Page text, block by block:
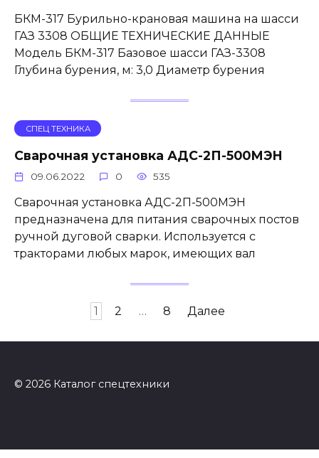
БКМ-317 Бурильно-крановая машина на шасси
ГАЗ 3308 ОБЩИЕ ТЕХНИЧЕСКИЕ ДАННЫЕ
Модель БКМ-317 Базовое шасси ГАЗ-3308
Глубина бурения, м: 3,0 Диаметр бурения
СПЕЦ ТЕХНИКА
Сварочная установка АДС-2П-500МЭН
09.06.2022 0 535
Сварочная установка АДС-2П-500МЭН
предназначена для питания сварочных постов
ручной дуговой сварки. Используется с
тракторами любых марок, имеющих вал
1 2 … 8 Далее
© 2026 Каталог спецтехники